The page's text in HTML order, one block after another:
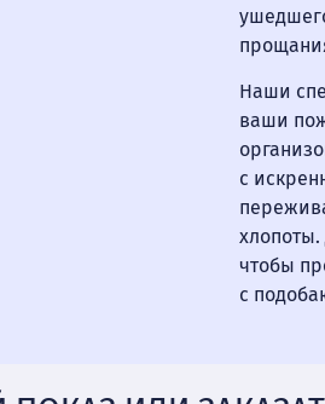
Наши
ваши
с
хлопоты.
чтобы
с